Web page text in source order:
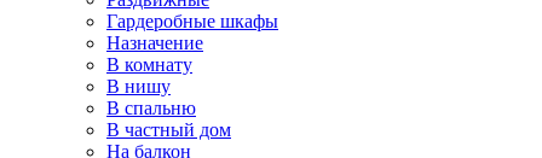
Гардеробные шкафы
Назначение
В комнату
В нишу
В спальню
В частный дом
На балкон